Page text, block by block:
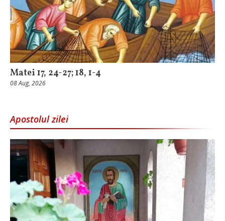
Matei 17, 24-27; 18, 1-4
08 Aug, 2026
Apostolul zilei